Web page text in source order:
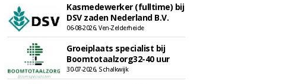
Kasmedewerker (fulltime) bij
DSV zaden Nederland B.V.
06-08-2026, Ven-Zelderheide
Groeiplaats specialist bij
Boomtotaalzorg32-40 uur
30-07-2026, Schalkwijk